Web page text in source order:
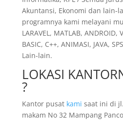
Akuntansi, Ekonomi dan lain-
programnya kami melayani
LARAVEL, MATLAB, ANDROID,
BASIC, C++, ANIMASI, JAVA,
Lain-lain.
LOKASI
?
Kantor pusat kami saat ini di
makam No 32 Mampang